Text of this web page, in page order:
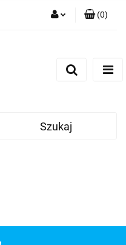
(0)
Szukaj